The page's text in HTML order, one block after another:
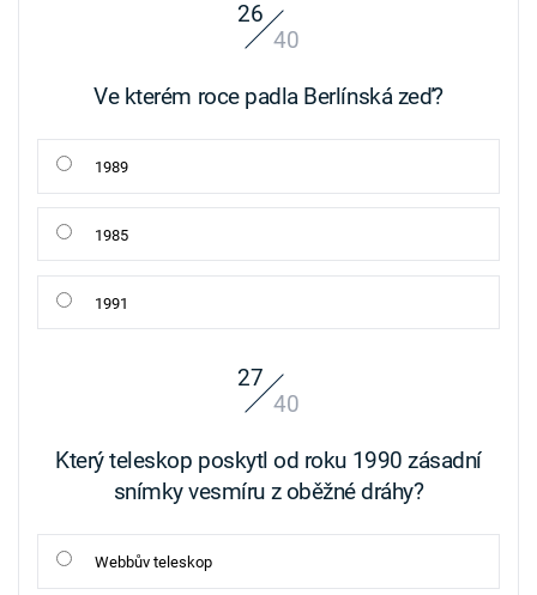
26
40
Ve kterém roce padla Berlínská zeď?
1989
1985
1991
27
40
Který teleskop poskytl od roku 1990 zásadní
snímky vesmíru z oběžné dráhy?
Webbův teleskop